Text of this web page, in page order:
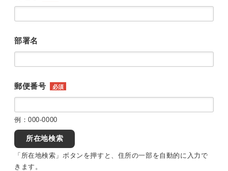
部署名
郵便番号 必須
例：000-0000
所在地検索
「所在地検索」ボタンを押すと、住所の一部を自動的に入力で
きます。